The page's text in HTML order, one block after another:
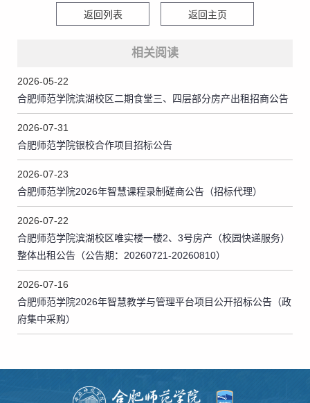
返回列表 返回主页
相关阅读
2026-05-22
合肥师范学院滨湖校区二期食堂三、四层部分房产出租招商公告
2026-07-31
合肥师范学院银校合作项目招标公告
2026-07-23
合肥师范学院2026年智慧课程录制磋商公告（招标代理）
2026-07-22
合肥师范学院滨湖校区唯实楼一楼2、3号房产（校园快递服务）
整体出租公告（公告期：20260721-20260810）
2026-07-16
合肥师范学院2026年智慧教学与管理平台项目公开招标公告（政
府集中采购）